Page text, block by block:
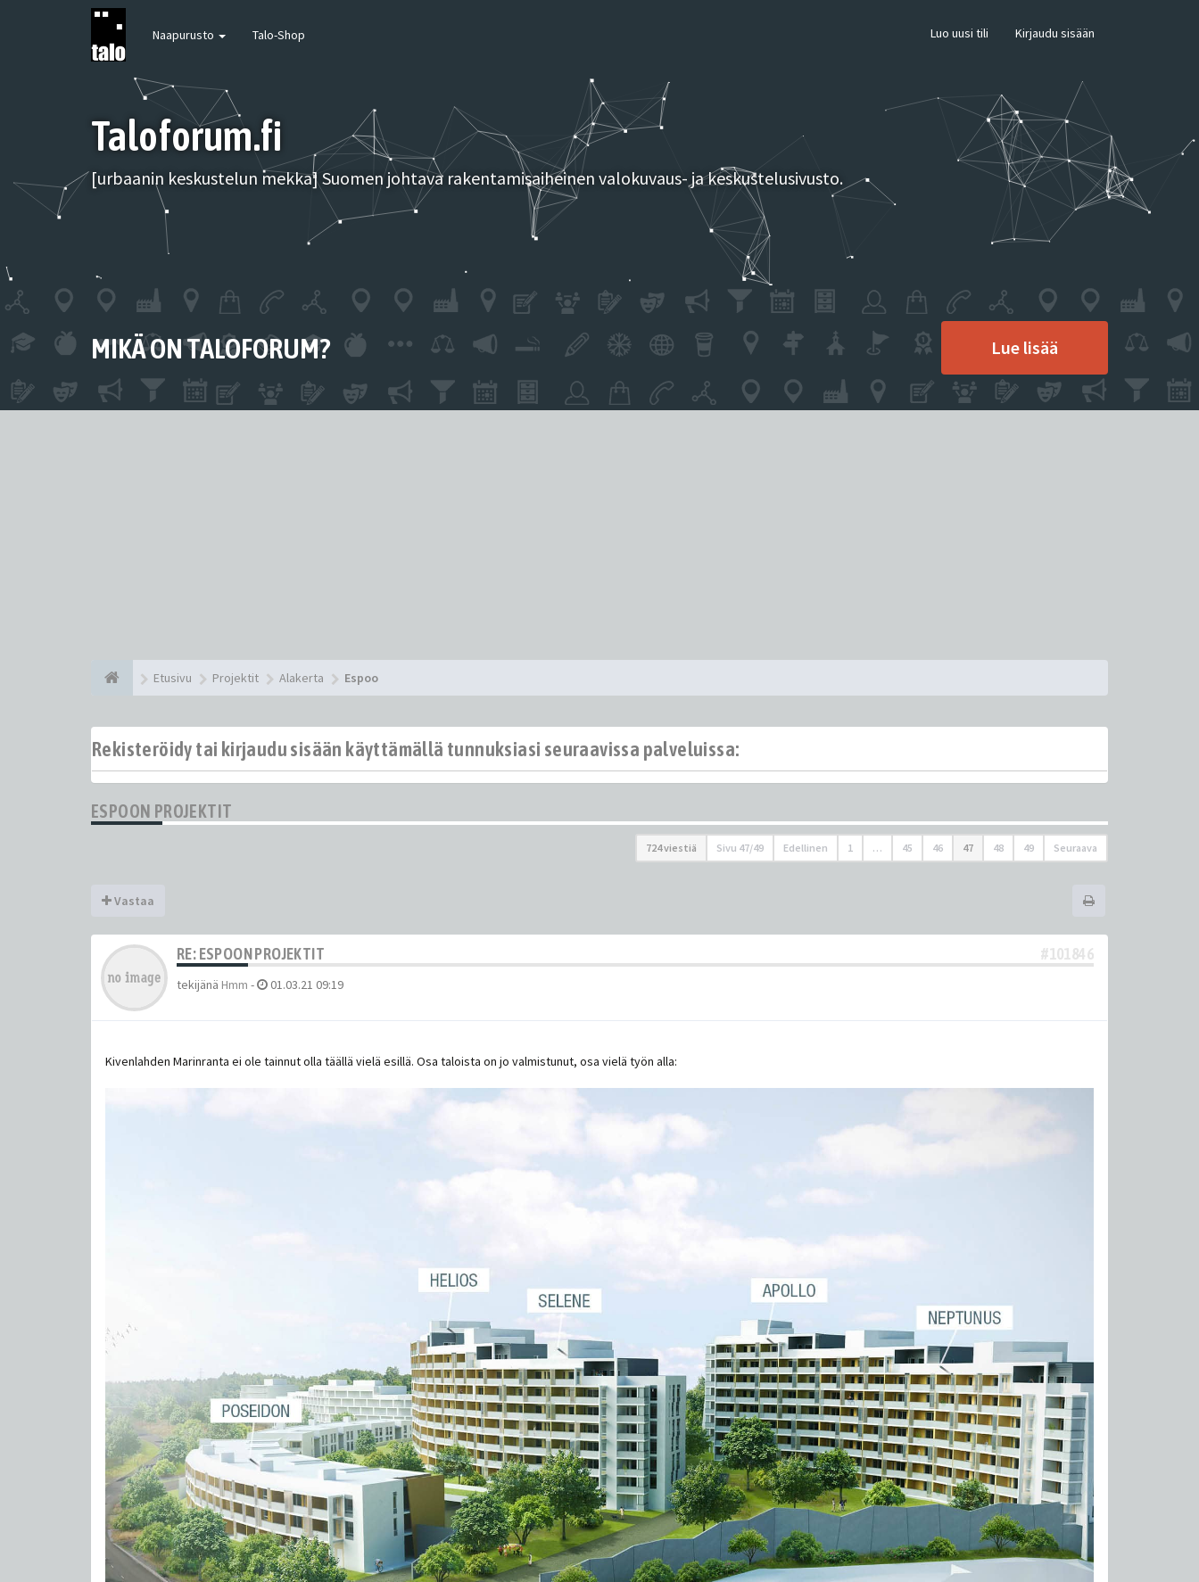
Naapurusto Talo-Shop Luo uusi tili Kirjaudu sisään
Taloforum.fi
[urbaanin keskustelun mekka] Suomen johtava rakentamisaiheinen valokuvaus- ja keskustelusivusto.
MIKÄ ON TALOFORUM? Lue lisää
Etusivu Projektit Alakerta Espoo
Rekisteröidy tai kirjaudu sisään käyttämällä tunnuksiasi seuraavissa palveluissa:
ESPOON PROJEKTIT
724 viestiä Sivu 47/49 Edellinen 1 … 45 46 47 48 49 Seuraava
Vastaa
RE: ESPOON PROJEKTIT #101846
tekijänä Hmm - 01.03.21 09:19
Kivenlahden Marinranta ei ole tainnut olla täällä vielä esillä. Osa taloista on jo valmistunut, osa vielä työn alla: